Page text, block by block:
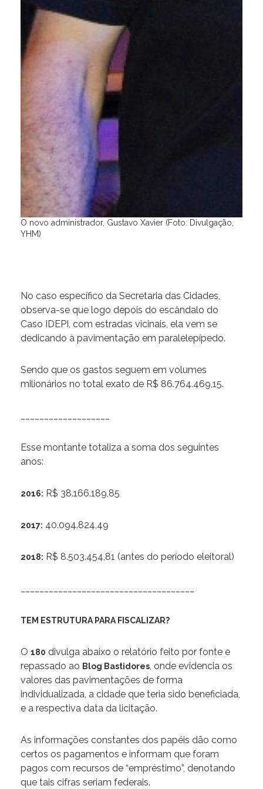
O novo administrador, Gustavo Xavier (Foto: Divulgação,
YHM)
No caso específico da Secretaria das Cidades,
observa-se que logo depois do escândalo do
Caso IDEPI, com estradas vicinais, ela vem se
dedicando à pavimentação em paralelepípedo.
Sendo que os gastos seguem em volumes
milionários no total exato de R$ 86.764.469,15.
Esse montante totaliza a soma dos seguintes
anos:
2016: R$ 38.166.189,85
2017: 40.094.824,49
2018: R$ 8.503.454,81 (antes do período eleitoral)
TEM ESTRUTURA PARA FISCALIZAR?
O 180 divulga abaixo o relatório feito por fonte e
repassado ao Blog Bastidores, onde evidencia os
valores das pavimentações de forma
individualizada, a cidade que teria sido beneficiada,
e a respectiva data da licitação.
As informações constantes dos papéis dão como
certos os pagamentos e informam que foram
pagos com recursos de “empréstimo”, denotando
que tais cifras seriam federais.